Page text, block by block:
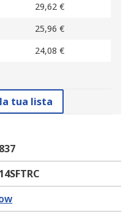
29,62 €
25,96 €
24,08 €
tua lista